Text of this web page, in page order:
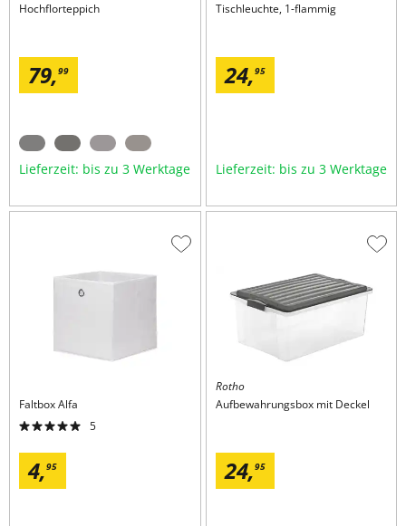
Hochflorteppich
79,99
Lieferzeit: bis zu 3 Werktage
Tischleuchte, 1-flammig
24,95
Lieferzeit: bis zu 3 Werktage
FaltboxAlfa
5
4,95
Zur
Rotho
Aufbewahrungsbox mit Deckel
24,95
Zur